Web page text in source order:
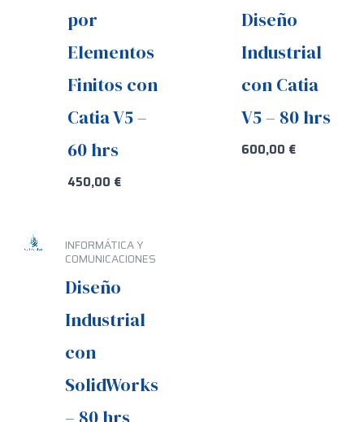
por
Elementos
Finitos con
Catia V5 –
60 hrs
450,00 €
Diseño
Industrial
con Catia
V5 – 80 hrs
600,00 €
INFORMÁTICA Y
COMUNICACIONES
Diseño
Industrial
con
SolidWorks